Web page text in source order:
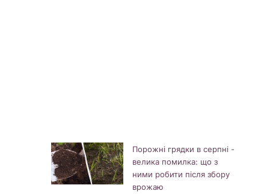
Порожні грядки в серпні -
велика помилка: що з
ними робити після збору
врожаю